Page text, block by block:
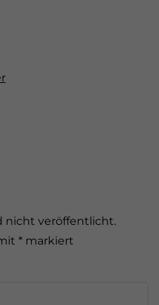
nicht veröffentlicht.
* markiert